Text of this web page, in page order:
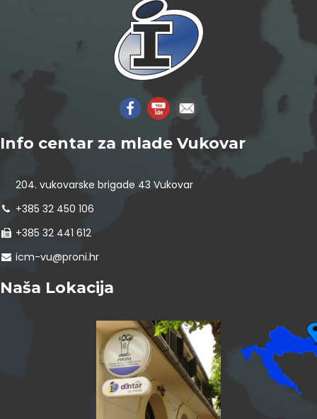
Info centar za mlade Vukovar
204. vukovarske brigade 43 Vukovar
+385 32 450 106
+385 32 441 612
icm-vu@proni.hr
Naša Lokacija